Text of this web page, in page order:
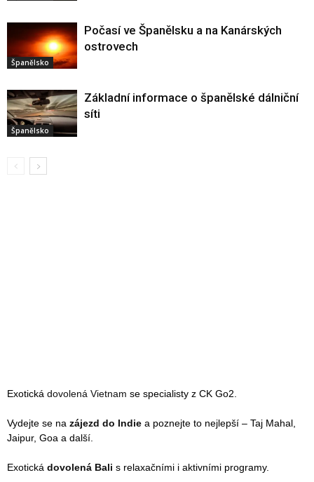
Španělsko
Počasí ve Španělsku a na Kanárských
ostrovech
Španělsko
Základní informace o španělské dálniční
síti
Exotická dovolená Vietnam se specialisty z CK Go2.
Vydejte se na zájezd do Indie a poznejte to nejlepší – Taj Mahal,
Jaipur, Goa a další.
Exotická dovolená Bali s relaxačními i aktivními programy.